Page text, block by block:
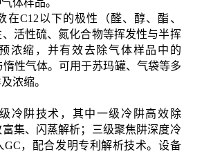
在C12以下的极性（醛、醇、酯、
活性硫、氮化合物等挥发性与半挥
浓缩，并有效去除气体样品中的
惰性气体。可用于苏玛罐、气袋等多
浓缩。
级冷阱技术，其中一级冷阱高效除
集、闪蒸解析；三级聚焦阱深度冷
GC，配合发明专利解析技术。设备